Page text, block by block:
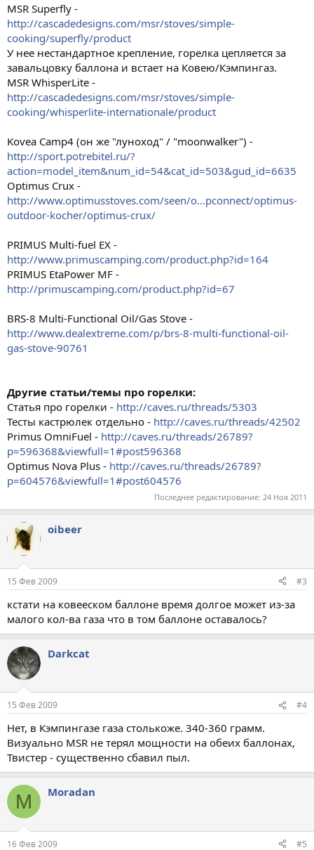
MSR Superfly -
http://cascadedesigns.com/msr/stoves/simple-
cooking/superfly/product
У нее нестандартное крепление, горелка цепляется за
завальцовку баллона и встает на Ковею/Кэмпингаз.
MSR WhisperLite -
http://cascadedesigns.com/msr/stoves/simple-
cooking/whisperlite-internationale/product
Kovea Camp4 (он же "луноход" / "moonwalker") -
http://sport.potrebitel.ru/?
action=model_item&num_id=54&cat_id=503&gud_id=6635
Optimus Crux -
http://www.optimusstoves.com/seen/o...pconnect/optimus-
outdoor-kocher/optimus-crux/
PRIMUS Multi-fuel EX -
http://www.primuscamping.com/product.php?id=164
PRIMUS EtaPower MF -
http://primuscamping.com/product.php?id=67
BRS-8 Multi-Functional Oil/Gas Stove -
http://www.dealextreme.com/p/brs-8-multi-functional-oil-
gas-stove-90761
Другие статьи/темы про горелки:
Статья про горелки - http://caves.ru/threads/5303
Тесты кастрюлек отдельно - http://caves.ru/threads/42502
Primus OmniFuel - http://caves.ru/threads/26789?
p=596368&viewfull=1#post596368
Optimus Nova Plus - http://caves.ru/threads/26789?
p=604576&viewfull=1#post604576
Последнее редактирование: 24 Ноя 2011
oibeer
15 Фев 2009 #3
кстати на ковееском баллоне время долгое может из-за
малого кол-ва газа что в том баллоне оставалось?
Darkcat
15 Фев 2009 #4
Нет, в Кэмпингазе газа столькоже. 340-360 грамм.
Визуально MSR не терял мощности на обеих баллонах,
Твистер - существенно сбавил пыл.
M Moradan
16 Фев 2009 #5